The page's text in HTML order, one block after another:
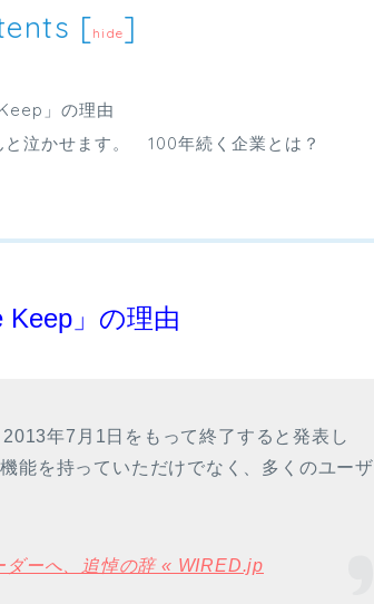
[hide]
」の理由
泣かせます。 100年続く企業とは？
」の理由
年7月1日をもって終了すると発表し
能を持っていただけでなく、多くのユーザ
ーへ、追悼の辞 « WIRED.jp